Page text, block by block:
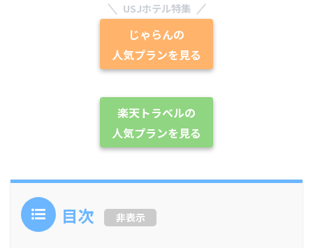
USJホテル特集
じゃらんの
人気プランを見る
楽天トラベルの
人気プランを見る
目次 非表示